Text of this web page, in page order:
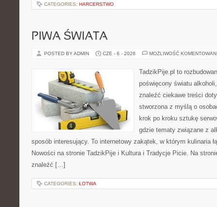
CATEGORIES: HARCERSTWO
PIWA ŚWIATA
POSTED BY ADMIN CZE - 6 - 2026 MOŻLIWOŚĆ
TadzikPije.pl to
poświęcony światu
znaleźć ciekawe treści
stworzona z myślą o
krok po kroku sztukę
gdzie tematy związane z
sposób interesujący. To internetowy zakątek, w którym kulinaria
Nowości na stronie TadzikPije i Kultura i Tradycje Picie. Na
znaleźć […]
CATEGORIES: ŁOTWA